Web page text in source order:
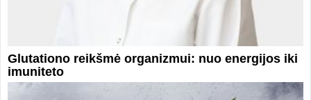
Glutationo reikšmė organizmui: nuo energijos iki
imuniteto